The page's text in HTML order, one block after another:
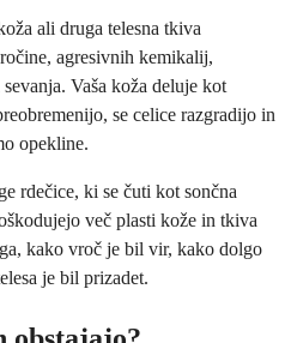
ali druga telesna tkiva
agresivnih kemikalij,
Vaša koža deluje kot
se celice razgradijo in
opekline.
rdečice, ki se čuti kot sončna
več plasti kože in tkiva
kako vroč je bil vir, kako dolgo
je bil prizadet.